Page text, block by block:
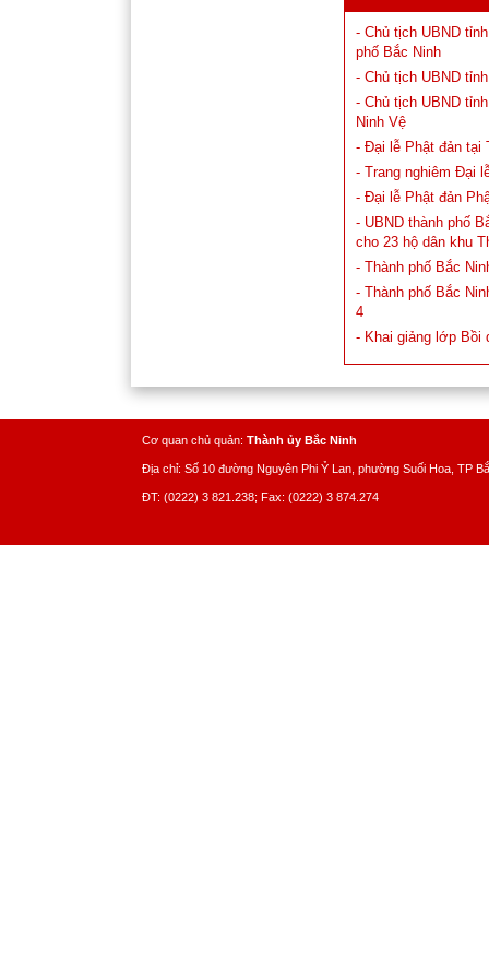
- Chủ tịch UBND
phố Bắc Ninh
- Chủ tịch UBND
- Chủ tịch UBND
Ninh Vệ
- Đại lễ Phật đản tại
- Trang nghiêm Đại
- Đại lễ Phật đản
- UBND thành phố
cho 23 hộ dân khu
- Thành phố Bắc
- Thành phố Bắc
4
- Khai giảng lớp Bồi
Cơ quan chủ quản: Thành ủy Bắc Ninh
Địa chỉ: Số 10 đường Nguyên Phi Ỷ Lan, phường Suối Hoa, TP
ĐT: (0222) 3 821.238; Fax: (0222) 3 874.274